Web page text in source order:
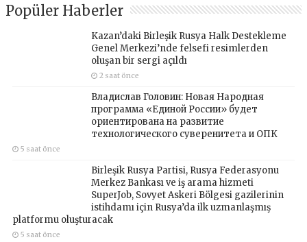
Popüler Haberler
Kazan’daki Birleşik Rusya Halk Destekleme
Genel Merkezi’nde felsefi resimlerden
oluşan bir sergi açıldı
2 saat önce
Владислав Головин: Новая Народная
программа «Единой России» будет
ориентирована на развитие
технологического суверенитета и ОПК
5 saat önce
Birleşik Rusya Partisi, Rusya Federasyonu
Merkez Bankası ve iş arama hizmeti
SuperJob, Sovyet Askeri Bölgesi gazilerinin
istihdamı için Rusya’da ilk uzmanlaşmış
platformu oluşturacak
5 saat önce